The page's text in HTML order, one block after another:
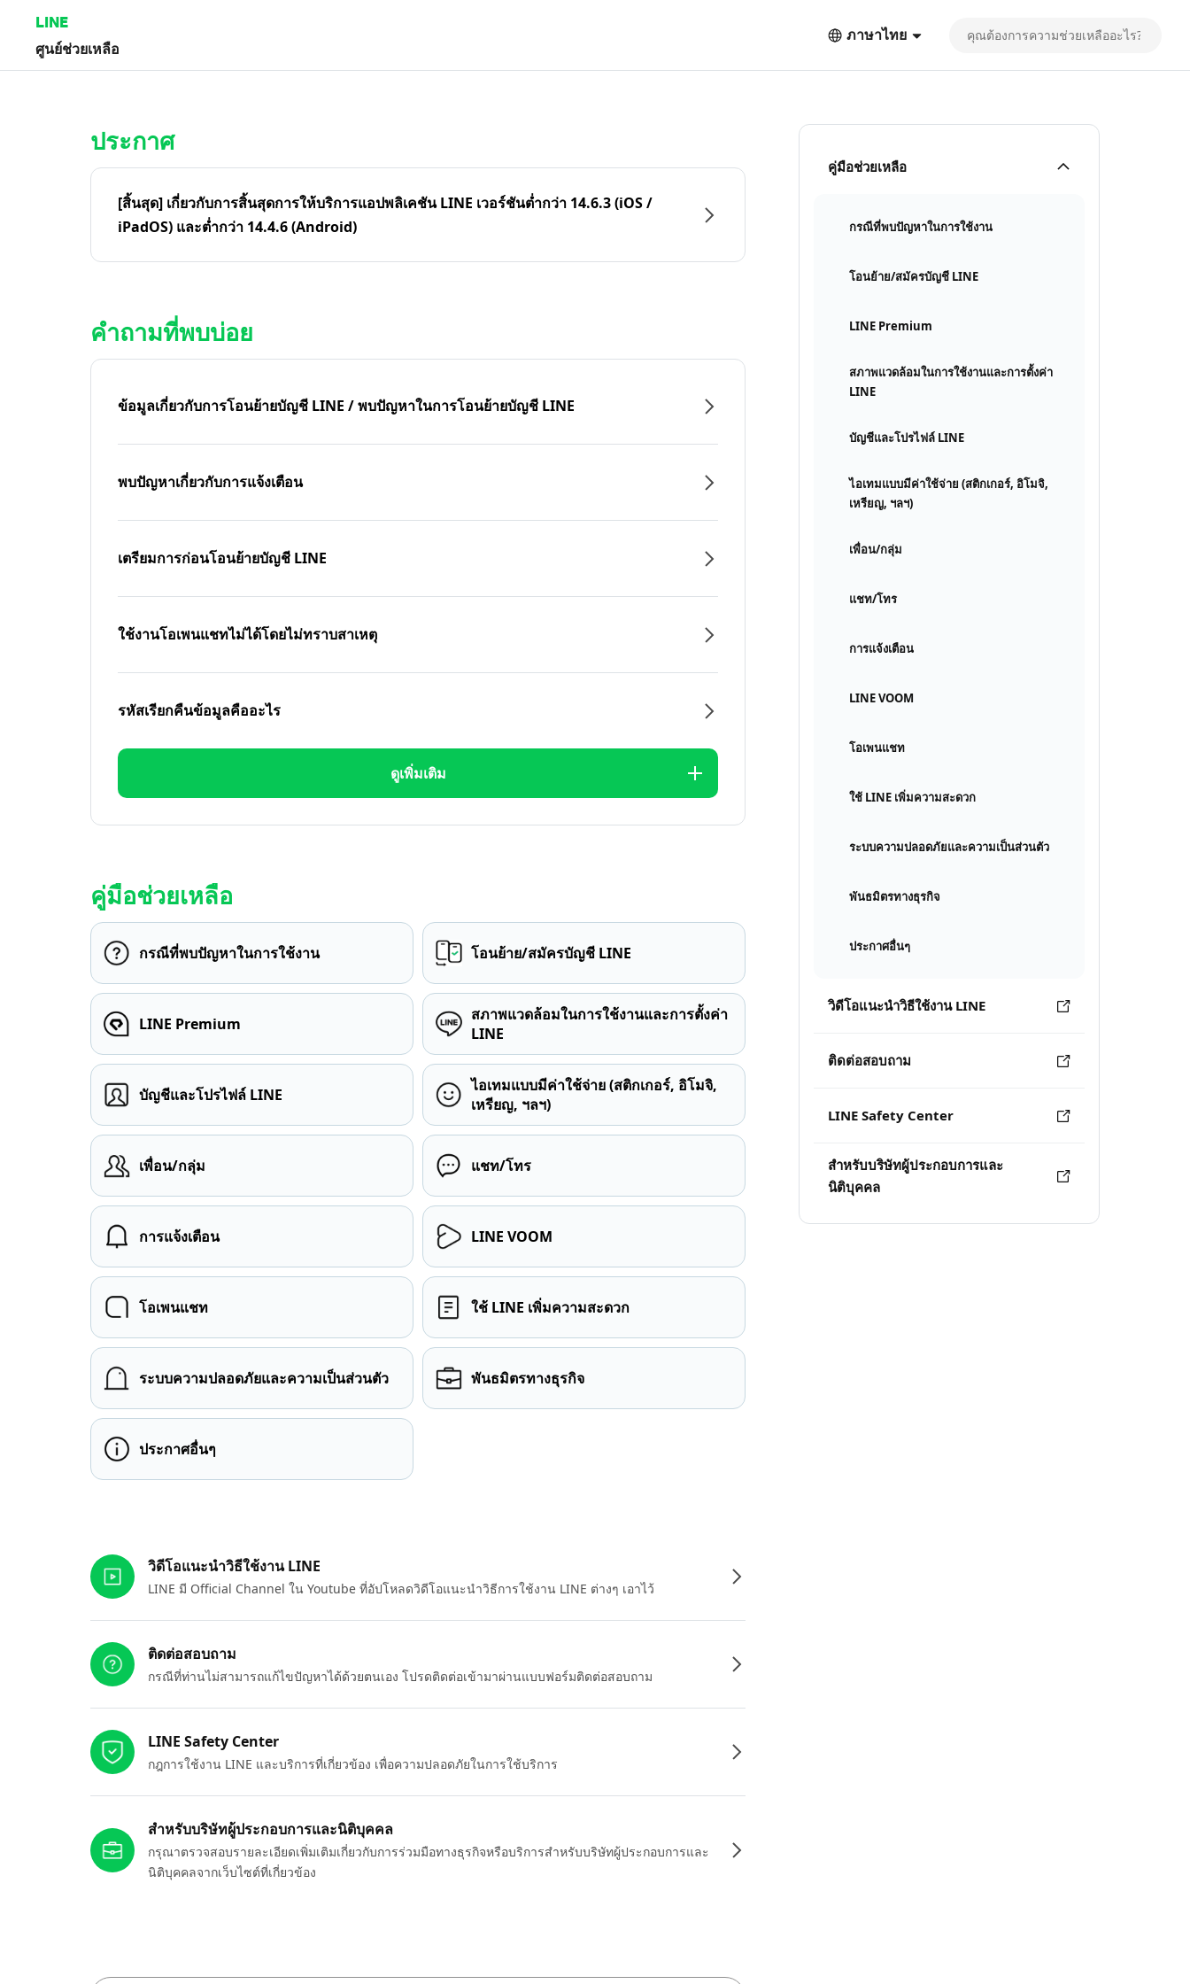
LINE
ศูนย์ช่วยเหลือ
ภาษาไทย
คู่มือช่วยเหลือ
กรณีที่พบปัญหาในการใช้งาน
โอนย้าย/สมัครบัญชี LINE
LINE Premium
สภาพแวดล้อมในการใช้งานและการตั้งค่า
LINE
บัญชีและโปรไฟล์ LINE
ไอเทมแบบมีค่าใช้จ่าย (สติกเกอร์, อิโมจิ,
เหรียญ, ฯลฯ)
เพื่อน/กลุ่ม
แชท/โทร
การแจ้งเตือน
LINE VOOM
โอเพนแชท
ใช้ LINE เพิ่มความสะดวก
ระบบความปลอดภัยและความเป็นส่วนตัว
พันธมิตรทางธุรกิจ
ประกาศอื่นๆ
วิดีโอแนะนำวิธีใช้งาน LINE
ติดต่อสอบถาม
LINE Safety Center
สำหรับบริษัทผู้ประกอบการและ
นิติบุคคล
ประกาศ
[สิ้นสุด] เกี่ยวกับการสิ้นสุดการให้บริการแอปพลิเคชัน LINE เวอร์ชันต่ำกว่า 14.6.3 (iOS /
iPadOS) และต่ำกว่า 14.4.6 (Android)
คำถามที่พบบ่อย
ข้อมูลเกี่ยวกับการโอนย้ายบัญชี LINE / พบปัญหาในการโอนย้ายบัญชี LINE
พบปัญหาเกี่ยวกับการแจ้งเตือน
เตรียมการก่อนโอนย้ายบัญชี LINE
ใช้งานโอเพนแชทไม่ได้โดยไม่ทราบสาเหตุ
รหัสเรียกคืนข้อมูลคืออะไร
ดูเพิ่มเติม
คู่มือช่วยเหลือ
กรณีที่พบปัญหาในการใช้งาน โอนย้าย/สมัครบัญชี LINE
LINE Premium
สภาพแวดล้อมในการใช้งานและการตั้งค่า
LINE
บัญชีและโปรไฟล์ LINE
ไอเทมแบบมีค่าใช้จ่าย (สติกเกอร์, อิโมจิ,
เหรียญ, ฯลฯ)
เพื่อน/กลุ่ม แชท/โทร
การแจ้งเตือน LINE VOOM
โอเพนแชท ใช้ LINE เพิ่มความสะดวก
ระบบความปลอดภัยและความเป็นส่วนตัว พันธมิตรทางธุรกิจ
ประกาศอื่นๆ
วิดีโอแนะนำวิธีใช้งาน LINE
LINE มี Official Channel ใน Youtube ที่อัปโหลดวิดีโอแนะนำวิธีการใช้งาน LINE ต่างๆ เอาไว้
ติดต่อสอบถาม
กรณีที่ท่านไม่สามารถแก้ไขปัญหาได้ด้วยตนเอง โปรดติดต่อเข้ามาผ่านแบบฟอร์มติดต่อสอบถาม
LINE Safety Center
กฎการใช้งาน LINE และบริการที่เกี่ยวข้อง เพื่อความปลอดภัยในการใช้บริการ
สำหรับบริษัทผู้ประกอบการและนิติบุคคล
กรุณาตรวจสอบรายละเอียดเพิ่มเติมเกี่ยวกับการร่วมมือทางธุรกิจหรือบริการสำหรับบริษัทผู้ประกอบการและ
นิติบุคคลจากเว็บไซต์ที่เกี่ยวข้อง